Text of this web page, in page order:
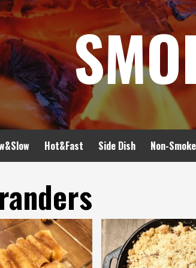
Hot&Fast Side Dish Non-Smoke